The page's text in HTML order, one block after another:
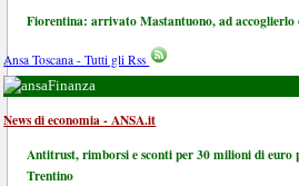
Fiorentina: arrivato Mastantuono, ad
Ansa Toscana - Tutti gli Rss
Finanza
News di economia - ANSA.it
Antitrust, rimborsi e sconti per 30 milioni di euro
Trentino